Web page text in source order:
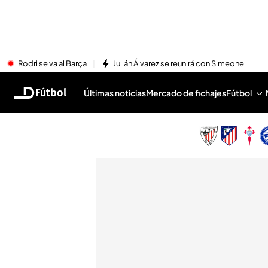
Rodri se va al Barça Julián Álvarez se reunirá con Simeone
Fútbol Últimas noticiasMercado de fichajesFútbol